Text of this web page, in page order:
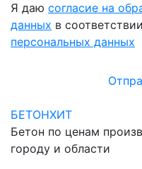
Я даю согласие на
данных в
персональных данных
БЕТОНХИТ
Бетон по ценам
городу и области